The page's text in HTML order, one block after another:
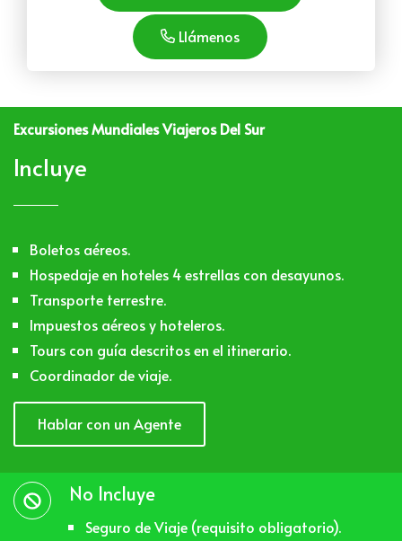
Llámenos
Excursiones Mundiales Viajeros Del Sur
Incluye
Boletos aéreos.
Hospedaje en hoteles 4 estrellas con desayunos.
Transporte terrestre.
Impuestos aéreos y hoteleros.
Tours con guía descritos en el itinerario.
Coordinador de viaje.
Hablar con un Agente
No Incluye
Seguro de Viaje (requisito obligatorio).